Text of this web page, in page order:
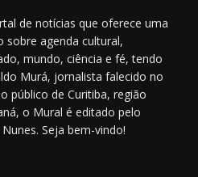
de notícias que oferece uma
sobre agenda cultural,
mundo, ciência e fé, tendo
Murá, jornalista falecido no
público de Curitiba, região
o Mural é editado pelo
Seja bem-vindo!